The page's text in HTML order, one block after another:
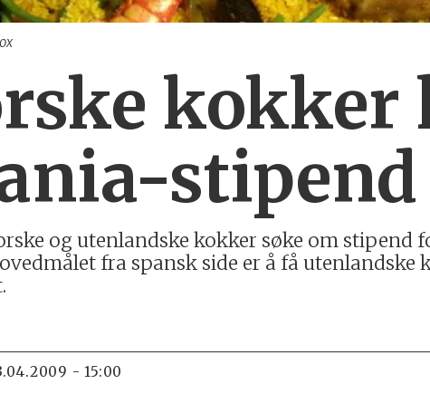
kokker
stipend
og utenlandske kokker søke om stipend
fra spansk side er å få
- 15:00